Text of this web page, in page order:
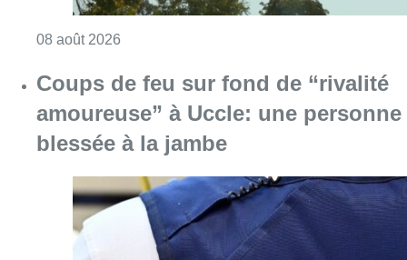
08 août 2026 Consulter l'article "Coups de feu sur fond